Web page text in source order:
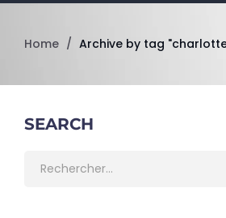
Home / Archive by tag
SEARCH